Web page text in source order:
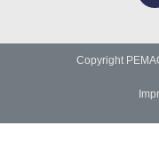
Copyright